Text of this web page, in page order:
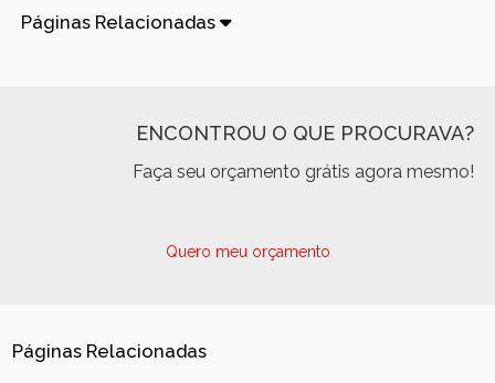
Páginas Relacionadas
ENCONTROU O QUE PROCURAVA?
Faça seu orçamento grátis agora mesmo!
Quero meu orçamento
Páginas Relacionadas